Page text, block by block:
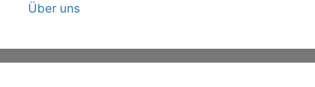
Über uns